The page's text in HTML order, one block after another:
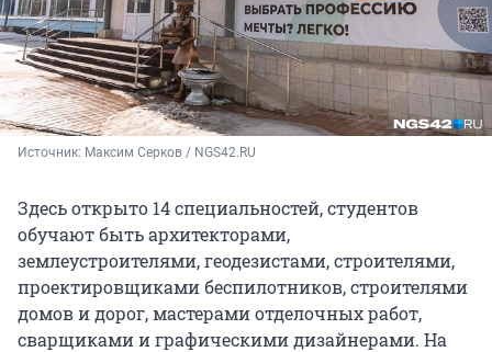
Источник: Максим Серков / NGS42.RU
Здесь открыто 14 специальностей, студентов
обучают быть архитекторами,
землеустроителями, геодезистами, строителями,
проектировщиками беспилотников, строителями
домов и дорог, мастерами отделочных работ,
сварщиками и графическими дизайнерами. На